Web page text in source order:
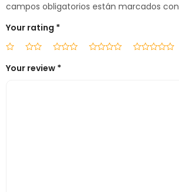
campos obligatorios están marcados con
Your rating *
Your review *